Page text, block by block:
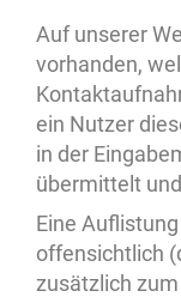
Auf unserer
vorhanden,
ein Nutzer
in der
übermittelt
Eine
offensichtlich
zusätzlich